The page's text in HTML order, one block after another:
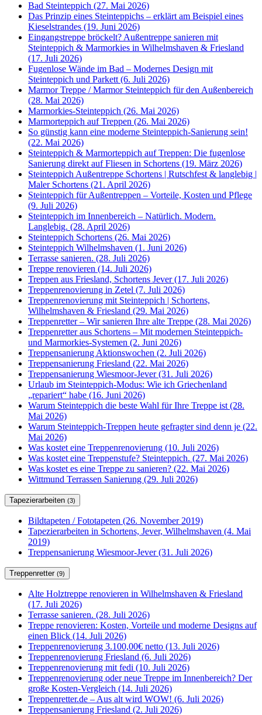
Bad Steinteppich (27. Mai 2026)
Das Prinzip eines Steinteppichs – erklärt am Beispiel eines
Kieselstrandes (19. Juni 2026)
Eingangstreppe bröckelt? Außentreppe sanieren mit
Steinteppich & Marmorkies in Wilhelmshaven & Friesland
(17. Juli 2026)
Fugenlose Wände im Bad – Modernes Design mit
Steinteppich und Parkett (6. Juli 2026)
Marmor Treppe / Marmor Steinteppich für den Außenbereich
(28. Mai 2026)
Marmorkies-Steinteppich (26. Mai 2026)
Marmorteppich auf Treppen (26. Mai 2026)
So günstig kann eine moderne Steinteppich-Sanierung sein!
(22. Mai 2026)
Steinteppich & Marmorteppich auf Treppen: Die fugenlose
Sanierung direkt auf Fliesen in Schortens (19. März 2026)
Steinteppich Außentreppe Schortens | Rutschfest & langlebig |
Maler Schortens (21. April 2026)
Steinteppich für Außentreppen – Vorteile, Kosten und Pflege
(9. Juli 2026)
Steinteppich im Innenbereich – Natürlich. Modern.
Langlebig. (28. April 2026)
Steinteppich Schortens (26. Mai 2026)
Steinteppich Wilhelmshaven (1. Juni 2026)
Terrasse sanieren. (28. Juli 2026)
Treppe renovieren (14. Juli 2026)
Treppen aus Friesland, Schortens Jever (17. Juli 2026)
Treppenrenovierung in Zetel (7. Juli 2026)
Treppenrenovierung mit Steinteppich | Schortens,
Wilhelmshaven & Friesland (29. Mai 2026)
Treppenretter – Wir sanieren Ihre alte Treppe (28. Mai 2026)
Treppenretter aus Schortens – Mit modernen Steinteppich-
und Marmorkies-Systemen (2. Juni 2026)
Treppensanierung Aktionswochen (2. Juli 2026)
Treppensanierung Friesland (22. Mai 2026)
Treppensanierung Wiesmoor-Jever (31. Juli 2026)
Urlaub im Steinteppich-Modus: Wie ich Griechenland
„repariert“ habe (16. Juni 2026)
Warum Steinteppich die beste Wahl für Ihre Treppe ist (28.
Mai 2026)
Warum Steinteppich-Treppen heute gefragter sind denn je (22.
Mai 2026)
Was kostet eine Treppenrenovierung (10. Juli 2026)
Was kostet eine Treppenstufe? Steinteppich. (27. Mai 2026)
Was kostet es eine Treppe zu sanieren? (22. Mai 2026)
Wittmund Terrassen Sanierung (29. Juli 2026)
Tapezierarbeiten (3)
Bildtapeten / Fototapeten (26. November 2019)
Tapezierarbeiten in Schortens, Jever, Wilhelmshaven (4. Mai
2019)
Treppensanierung Wiesmoor-Jever (31. Juli 2026)
Treppenretter (9)
Alte Holztreppe renovieren in Wilhelmshaven & Friesland
(17. Juli 2026)
Terrasse sanieren. (28. Juli 2026)
Treppe renovieren: Kosten, Vorteile und moderne Designs auf
einen Blick (14. Juli 2026)
Treppenrenovierung 3.100,00€ netto (13. Juli 2026)
Treppenrenovierung Friesland (6. Juli 2026)
Treppenrenovierung mit fedi (10. Juli 2026)
Treppenrenovierung oder neue Treppe im Innenbereich? Der
große Kosten-Vergleich (14. Juli 2026)
Treppenretter.de – Aus alt wird WOW! (6. Juli 2026)
Treppensanierung Friesland (2. Juli 2026)